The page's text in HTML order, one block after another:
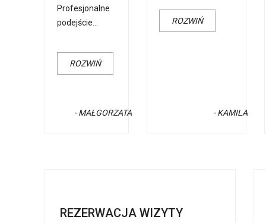
Profesjonalne
podejście
ROZWIŃ
- MAŁGORZATA
ROZWIŃ
- KAMILA
REZERWACJA WIZYTY